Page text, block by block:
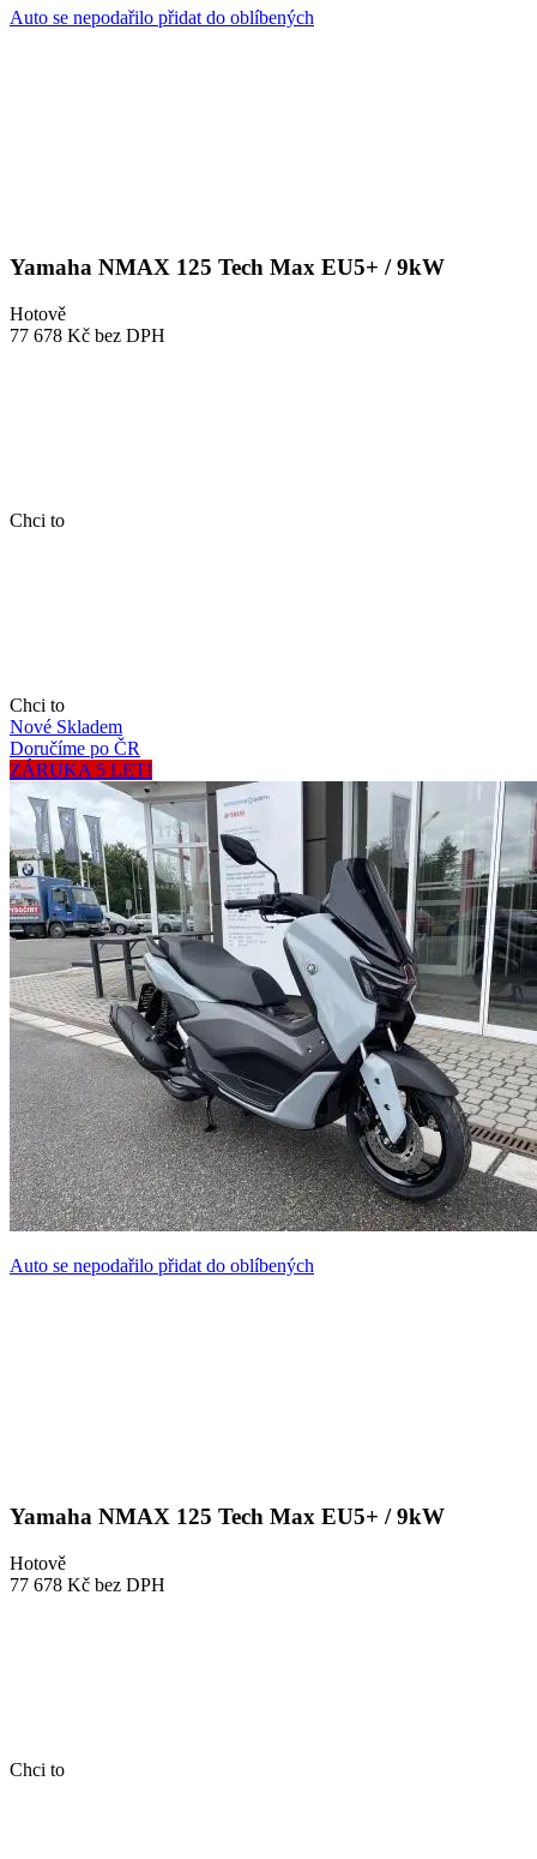
Auto se nepodařilo přidat do oblíbených
Yamaha NMAX 125 Tech Max EU5+ / 9kW
Hotově
77 678 Kč bez DPH
Chci to
Chci to
Nové Skladem
Doručíme po ČR
ZÁRUKA 5 LET!
Auto se nepodařilo přidat do oblíbených
Yamaha NMAX 125 Tech Max EU5+ / 9kW
Hotově
77 678 Kč bez DPH
Chci to